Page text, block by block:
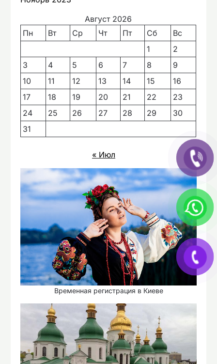
Август 2026
Пн
Вт Ср Чт Пт Сб
Вс
1
2
3
4 5 6 7 8
9
10
11 12 13 14 15
16
17
18 19 20 21 22
23
24
25 26 27 28 29
30
31
« Июл
Временная регистрация в Киеве